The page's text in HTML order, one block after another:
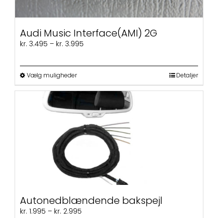
Audi Music Interface(AMI) 2G
kr. 3.495 – kr. 3.995
Vælg mulighederDette
vare
varianter.
Mulighederne
kan
varesiden
Detaljer
Autonedblændende bakspejl
kr. 1.995 – kr. 2.995